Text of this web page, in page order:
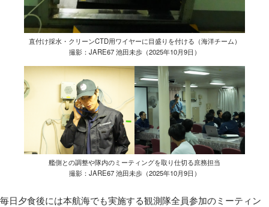
直付け採水・クリーンCTD用ワイヤーに目盛りを付ける（海洋チーム）
撮影：JARE67 池田未歩（2025年10月9日）
艦側との調整や隊内のミーティングを取り仕切る庶務担当
撮影：JARE67 池田未歩（2025年10月9日）
毎日夕食後には本航海でも実施する観測隊全員参加のミーティン